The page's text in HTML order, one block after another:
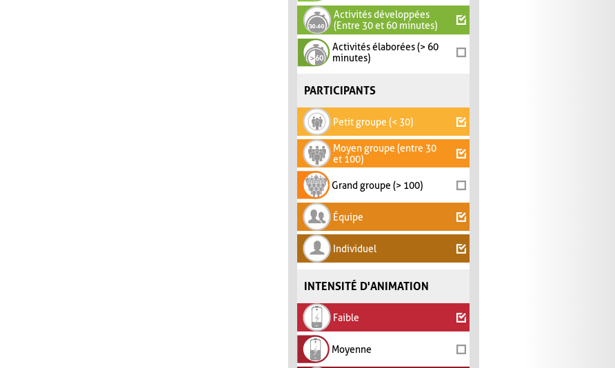
Activités développées
(Entre 30 et 60 minutes)
Activités élaborées (> 60
minutes)
PARTICIPANTS
Petit groupe (< 30)
Moyen groupe (entre 30
et 100)
Grand groupe (> 100)
Équipe
Individuel
INTENSITÉ D'ANIMATION
Faible
Moyenne